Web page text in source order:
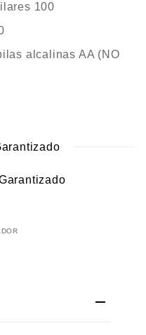
100
alcalinas AA (NO